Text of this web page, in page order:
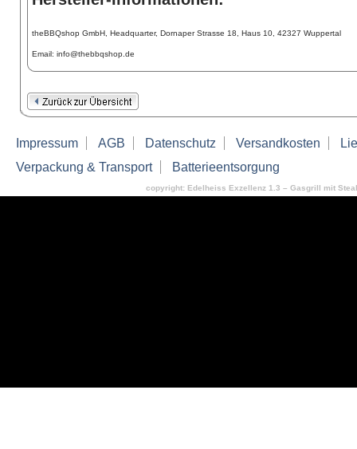
theBBQshop GmbH, Headquarter, Dornaper Strasse 18, Haus 10, 42327 Wuppertal
Email: info@thebbqshop.de
Impressum AGB Datenschutz Versandkosten
Verpackung & Transport
Batterieentsorgung
copyright: Edelheiss Exzellenz 1.3 – Gasgrill mit